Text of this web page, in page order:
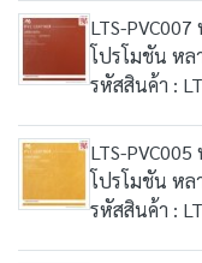
LTS-
โปรโมชัน หล
รหัสสินค้า :
LTS-
โปรโมชัน หล
รหัสสินค้า :